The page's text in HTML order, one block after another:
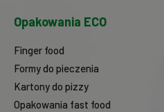
Opakowania ECO
Finger food
Formy do pieczenia
Kartony do pizzy
Opakowania fast food